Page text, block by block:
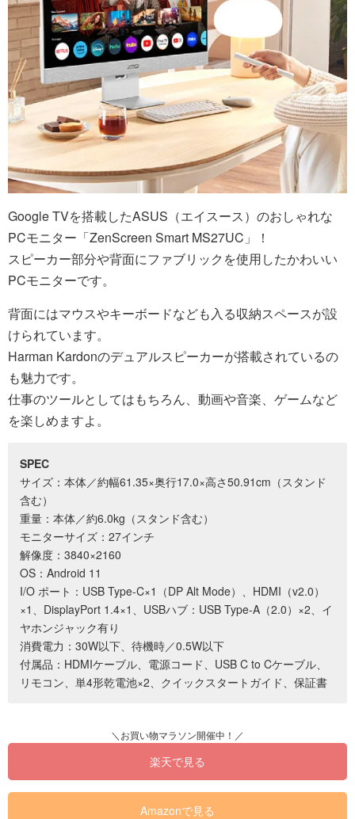
Google TVを搭載したASUS（エイスース）のおしゃれな
PCモニター「ZenScreen Smart MS27UC」！
スピーカー部分や背面にファブリックを使用したかわいい
PCモニターです。
背面にはマウスやキーボードなども入る収納スペースが設
けられています。
Harman Kardonのデュアルスピーカーが搭載されているの
も魅力です。
仕事のツールとしてはもちろん、動画や音楽、ゲームなど
を楽しめますよ。
SPEC
サイズ：本体／約幅61.35×奥行17.0×高さ50.91cm（スタンド
含む）
重量：本体／約6.0kg（スタンド含む）
モニターサイズ：27インチ
解像度：3840×2160
OS：Android 11
I/O ポート：USB Type-C×1（DP Alt Mode）、HDMI（v2.0）
×1、DisplayPort 1.4×1、USBハブ：USB Type-A（2.0）×2、イ
ヤホンジャック有り
消費電力：30W以下、待機時／0.5W以下
付属品：HDMIケーブル、電源コード、USB C to Cケーブル、
リモコン、単4形乾電池×2、クイックスタートガイド、保証書
楽天で見る
Amazonで見る